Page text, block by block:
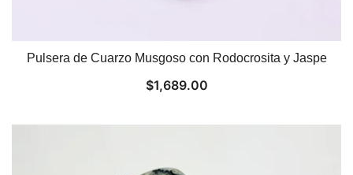
Pulsera de Cuarzo Musgoso con Rodocrosita y Jaspe
$1,689.00